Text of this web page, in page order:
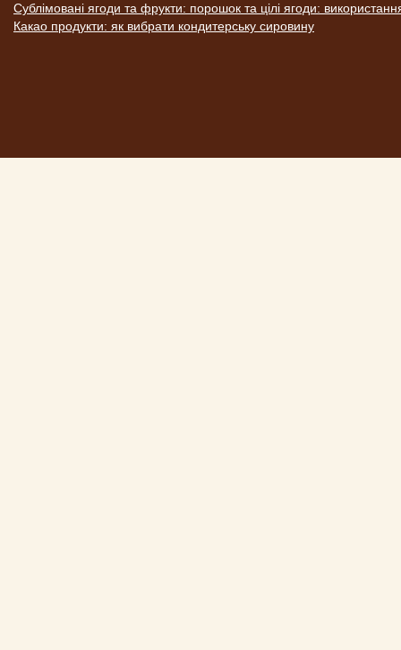
Сублімовані ягоди та фрукти: порошок та цілі ягоди:
Какао продукти: як вибрати кондитерську сировину